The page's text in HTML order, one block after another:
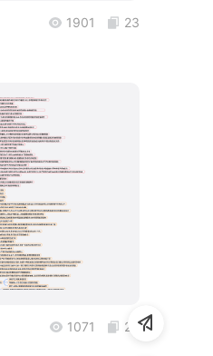
1901 23
1071 23